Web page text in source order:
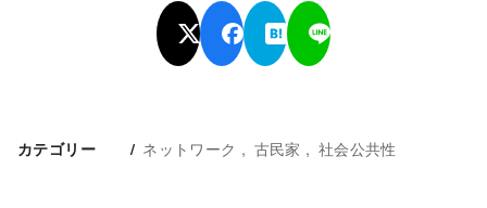
カテゴリー ネットワーク 古民家 社会公共性